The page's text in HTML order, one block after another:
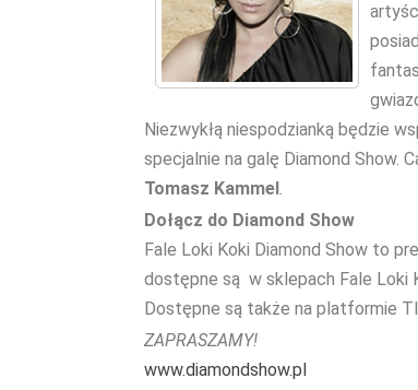
Niezwykłą niespodzianką będzie
specjalnie na galę Diamond Show.
Tomasz Kammel.
Dołącz do Diamond Show
Fale Loki Koki Diamond Show to
dostępne są w sklepach Fale Loki
Dostępne są także na platformie
ZAPRASZAMY!
www.diamondshow.pl